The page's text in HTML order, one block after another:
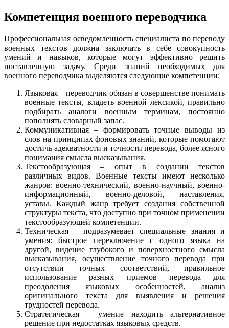
Компетенция военного переводчика
Профессиональная осведомленность специалиста по переводу
военных текстов должна заключать в себе совокупность
умений и навыков, которые могут эффективно решить
поставленную задачу. Среди знаний необходимых для
военного переводчика выделяются следующие компетенции:
Языковая – переводчик обязан в совершенстве понимать
военные тексты, владеть военной лексикой, правильно
подбирать аналоги военным терминам, постоянно
пополнять словарный запас.
Коммуникативная – формировать точные выводы из
слов на принципах фоновых знаний, которые помогают
достичь адекватности и точности перевода, более ясного
понимания смысла высказывания.
Текстообразующая – опыт в создании текстов
различных видов. Военные тексты имеют несколько
жанров: военно-технический, военно-научный, военно-
информационный, военно-деловой, наставления,
уставы. Каждый жанр требует создания собственной
структуры текста, что доступно при точном применении
текстообразующей компетенции.
Техническая – подразумевает специальные знания и
умения: быстрое переключение с одного языка на
другой, видение глубокого и поверхностного смысла
высказывания, осуществление точного перевода при
отсутствии точных соответствий, правильное
использование разных приемов перевода для
преодоления языковых особенностей, анализ
оригинального текста для выявления и решения
трудностей перевода.
Стратегическая – умение находить альтернативное
решение при недостатках языковых средств.